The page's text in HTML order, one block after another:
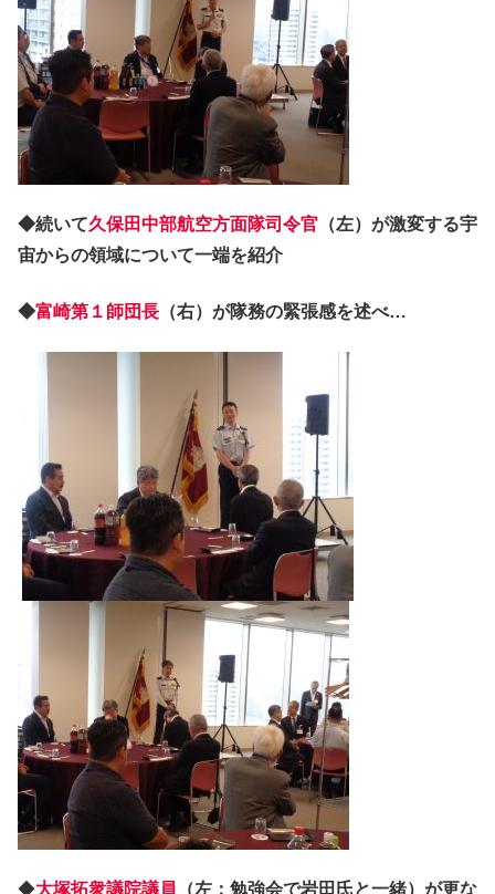
◆続いて久保田中部航空方面隊司令官 （左）が激変する宇
宙からの領域について一端を紹介
◆富崎第１師団長 （右）が隊務の緊張感を述べ…
◆大塚拓衆議院議員 （左：勉強会で岩田氏と一緒）が更な